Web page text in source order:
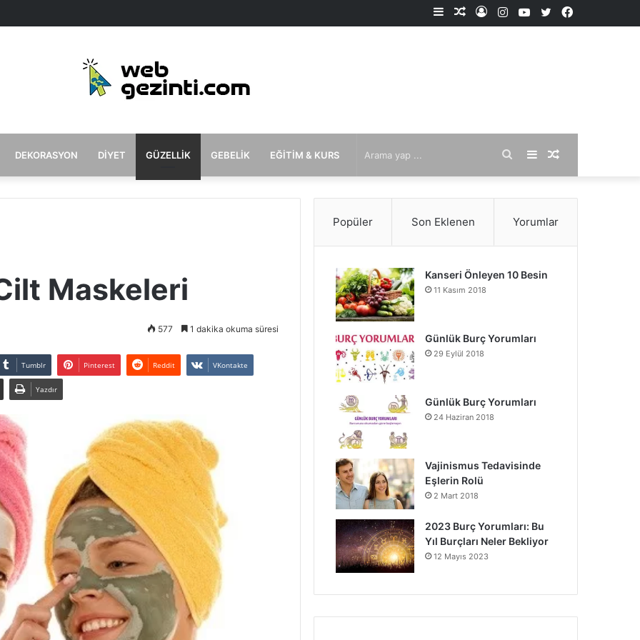
Facebook
X
YouTube
Instagram
Kayıt
Rastgele
Kenar
DEKORASYON DIYET GÜZELLIK GEBELIK EĞITIM & KURS Rastgele
Makale
Kenar
Bölmesi
Arama
yap
Maskeleri
577 1 dakika okuma süresi
Tumblr Pinterest Reddit VKontakte
Yazdır
Popüler Son Eklenen Yorumlar
Kanseri Önleyen 10 Besin
11 Kasım 2018
Günlük Burç Yorumları
29 Eylül 2018
Günlük Burç Yorumları
24 Haziran 2018
Vajinismus Tedavisinde
Eşlerin Rolü
2 Mart 2018
2023 Burç Yorumları: Bu
Yıl Burçları Neler Bekliyor
12 Mayıs 2023